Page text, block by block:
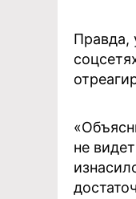
Правда,
не